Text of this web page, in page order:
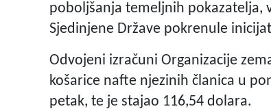
poboljšanja temeljnih pokazatelja,
Sjedinjene Države pokrenule
Odvojeni izračuni Organizacije
košarice nafte njezinih članica u
petak, te je stajao 116,54 dolara.